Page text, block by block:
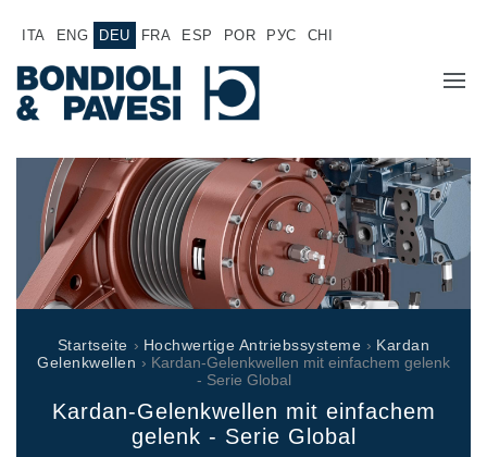
ITA ENG DEU FRA ESP POR РУС CHI
ÜBER UNS
PRODUKTE
ANWENDUNGEN
VERTRIEBSNETZ
JOB
DOKUMENTATION
Hochwertige Antriebssysteme
Kardan Gelenkwellen
Getriebehersteller für Bondioli & Pavesi
Kundenspezifische Getriebe
Pump Drive Getriebe
Startseite › Hochwertige Antriebssysteme › Kardan
Gelenkwellen › Kardan-Gelenkwellen mit einfachem gelenk
- Serie Global
Kardan-Gelenkwellen mit einfachem
gelenk - Serie Global